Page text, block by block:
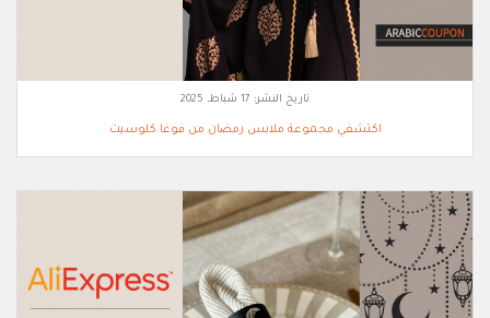
تاريخ النشر: 17 شباط, 2025
اكتشفي مجموعة ملابس رمضان من فوغا كلوسيت